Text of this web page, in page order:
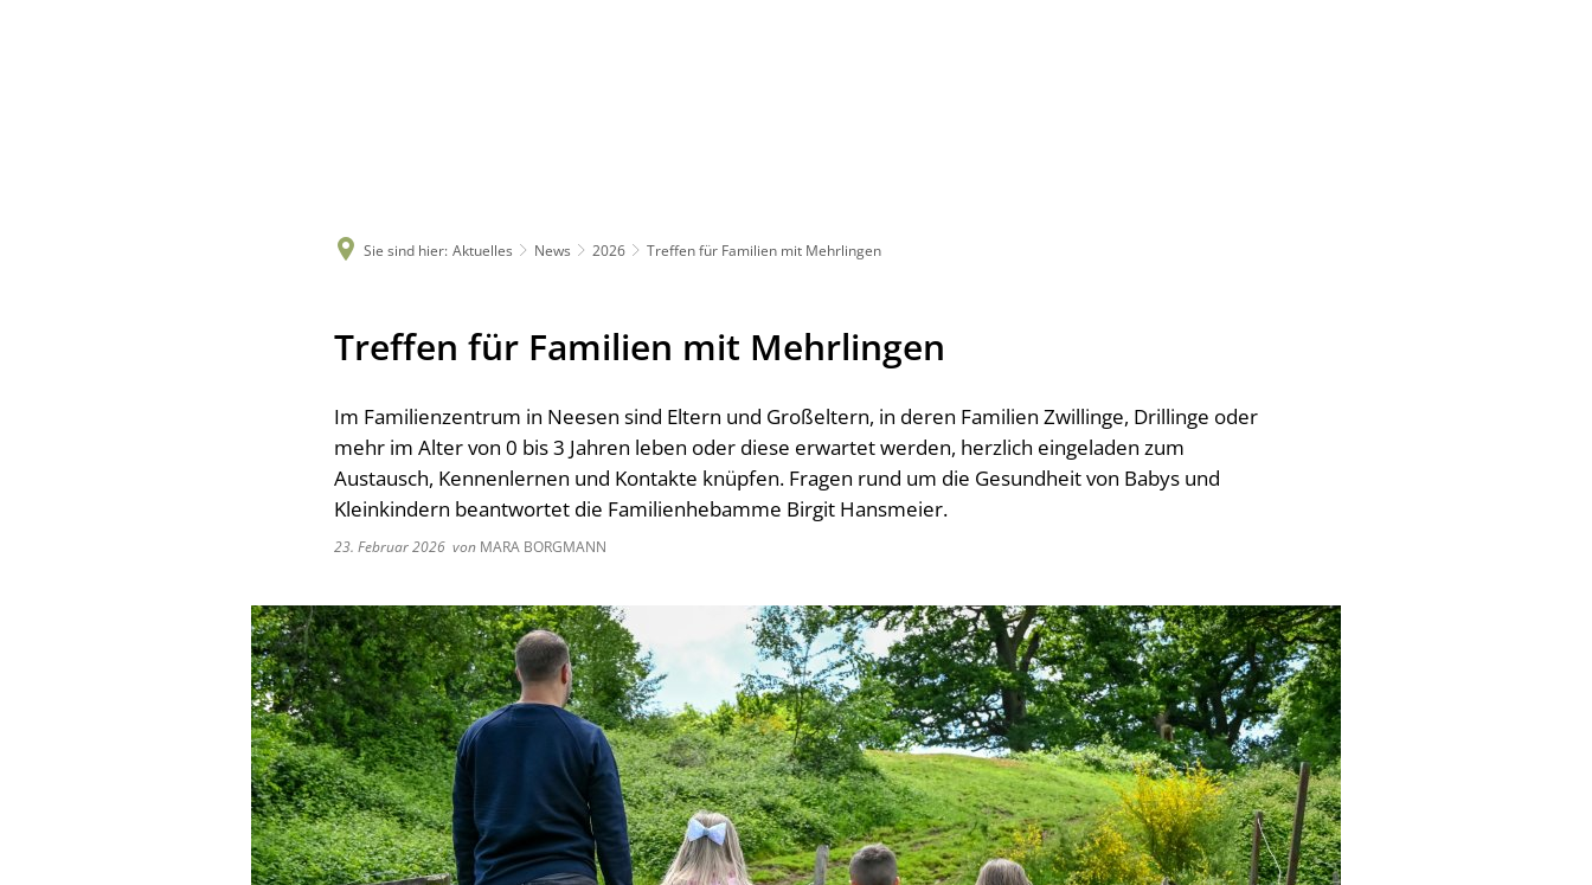
Sie sind hier: Aktuelles News 2026 Treffen für Familien mit Mehrlingen
Treffen für Familien mit Mehrlingen
Im Familienzentrum in Neesen sind Eltern und Großeltern, in deren Familien Zwillinge, Drillinge oder
mehr im Alter von 0 bis 3 Jahren leben oder diese erwartet werden, herzlich eingeladen zum
Austausch, Kennenlernen und Kontakte knüpfen. Fragen rund um die Gesundheit von Babys und
Kleinkindern beantwortet die Familienhebamme Birgit Hansmeier.
23. Februar 2026 von MARA BORGMANN